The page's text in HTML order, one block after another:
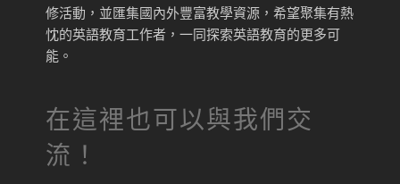
修活動，並匯集國內外豐富教學資源，希望聚集有熱
忱的英語教育工作者，一同探索英語教育的更多可
能。
在這裡也可以與我們交
流！